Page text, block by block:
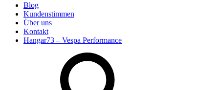
Blog
Kundenstimmen
Über uns
Kontakt
Hangar73 – Vespa Performance